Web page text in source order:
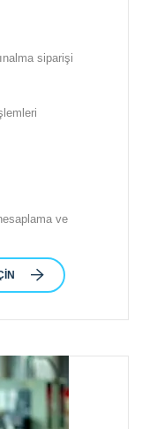
siparişi
ve